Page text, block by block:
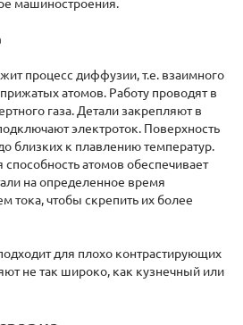
машиностроения.
процесс диффузии, т.е. взаимного
атомов. Работу проводят в
газа. Детали закрепляют в
электроток. Поверхность
близких к плавлению температур.
атомов обеспечивает
на определенное время
тока, чтобы скрепить их более
для плохо контрастирующих
не так широко, как кузнечный или